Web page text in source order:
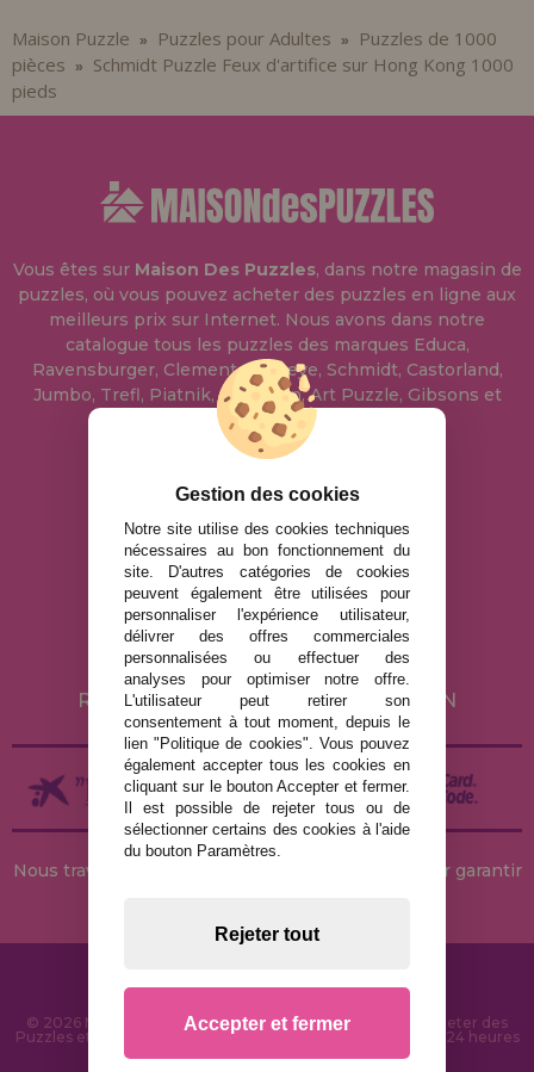
Maison Puzzle » Puzzles pour Adultes »
Puzzles de 1000
pièces »
Schmidt Puzzle Feux d'artifice sur Hong Kong 1000
pieds
Vous êtes sur Maison Des Puzzles, dans notre magasin de
puzzles, où vous pouvez acheter des puzzles en ligne aux
meilleurs prix sur Internet. Nous avons dans notre
catalogue tous les puzzles des marques Educa,
Ravensburger, Clementoni, Heye, Schmidt, Castorland,
Jumbo, Trefl, Piatnik, Anatolian, Art Puzzle, Gibsons et
bien d'autres.
info@maisondespuzzles.fr
MENTIONS LÉGALES
POLITIQUE DE CONFIDENTIALITÉ
POLITIQUE DE COOKIES
LIVRAISON ET RETOUR
RETOURS / DROIT DE RÉTRACTATION
Nous travaillons avec des stocks permanents pour garantir
© 2026 MaisonDesPuzzles.fr - Boutique en ligne pour acheter des
Puzzles et des Casse-têtes sur Internet. Livraison rapide en 24 heures
Gestion des cookies
Notre site utilise des cookies techniques
nécessaires au bon fonctionnement du
site. D'autres catégories de cookies
peuvent également être utilisées pour
personnaliser l'expérience utilisateur,
délivrer des offres commerciales
personnalisées ou effectuer des
analyses pour optimiser notre offre.
L'utilisateur peut retirer son
consentement à tout moment, depuis le
lien "Politique de cookies". Vous pouvez
également accepter tous les cookies en
cliquant sur le bouton Accepter et fermer.
Il est possible de rejeter tous ou de
sélectionner certains des cookies à l'aide
du bouton Paramètres.
Rejeter tout
Accepter et fermer